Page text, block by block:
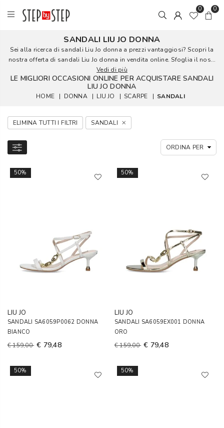
0 0
SANDALI LIU JO DONNA
Sei alla ricerca di sandali Liu Jo donna a prezzi vantaggiosi? Scopri la
nostra offerta di sandali Liu Jo donna in vendita online. Sfoglia il nos...
Vedi di più
LE MIGLIORI OCCASIONI ONLINE PER ACQUISTARE SANDALI
LIU JO DONNA
HOME | DONNA | LIU JO | SCARPE | SANDALI
ELIMINA TUTTI I FILTRI SANDALI
50%
LIU JO
SANDALI SA6059P0062 DONNA
BIANCO
€ 159,00 € 79,48
50%
LIU JO
SANDALI SA6059EX001 DONNA
ORO
€ 159,00 € 79,48
50% 50%